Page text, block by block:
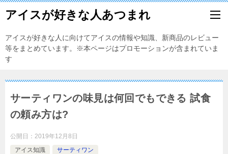
アイスが好きな人あつまれ
アイスが好きな人に向けてアイスの情報や知識、新商品のレビュー
等をまとめています。※本ページはプロモーションが含まれていま
す
サーティワンの味見は何回でもできる 試食
の頼み方は?
公開日： 2019年12月8日
アイス知識
サーティワン